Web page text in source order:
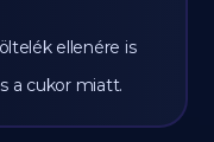
ellenére is
a cukor miatt.